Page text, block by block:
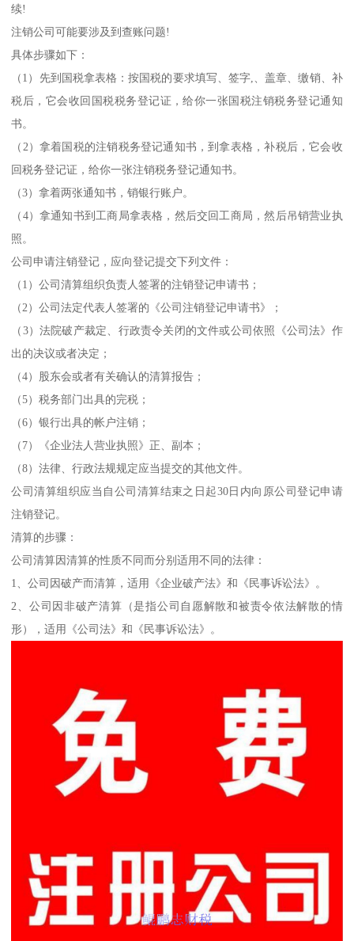
续!
注销公司可能要涉及到查账问题!
具体步骤如下：
（1）先到国税拿表格：按国税的要求填写、签字,、盖章、缴销、补
税后，它会收回国税税务登记证，给你一张国税注销税务登记通知
书。
（2）拿着国税的注销税务登记通知书，到拿表格，补税后，它会收
回税务登记证，给你一张注销税务登记通知书。
（3）拿着两张通知书，销银行账户。
（4）拿通知书到工商局拿表格，然后交回工商局，然后吊销营业执
照。
公司申请注销登记，应向登记提交下列文件：
（1）公司清算组织负责人签署的注销登记申请书；
（2）公司法定代表人签署的《公司注销登记申请书》；
（3）法院破产裁定、行政责令关闭的文件或公司依照《公司法》作
出的决议或者决定；
（4）股东会或者有关确认的清算报告；
（5）税务部门出具的完税；
（6）银行出具的帐户注销；
（7）《企业法人营业执照》正、副本；
（8）法律、行政法规规定应当提交的其他文件。
公司清算组织应当自公司清算结束之日起30日内向原公司登记申请
注销登记。
清算的步骤：
公司清算因清算的性质不同而分别适用不同的法律：
1、公司因破产而清算，适用《企业破产法》和《民事诉讼法》。
2、公司因非破产清算（是指公司自愿解散和被责令依法解散的情
形），适用《公司法》和《民事诉讼法》。